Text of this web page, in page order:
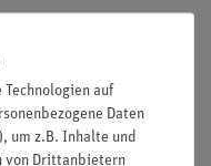
dürfen wir
berufsmässige
, Untersuchungs- und
auf
Daten
um z.B. Inhalte und
von Drittanbietern